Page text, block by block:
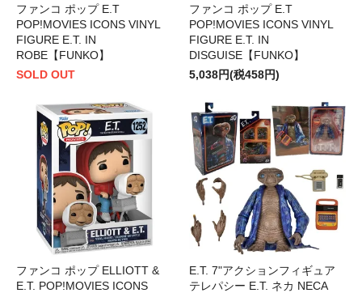
ファンコ ポップ E.T
POP!MOVIES ICONS VINYL
FIGURE E.T. IN
ROBE【FUNKO】
SOLD OUT
ファンコ ポップ E.T
POP!MOVIES ICONS VINYL
FIGURE E.T. IN
DISGUISE【FUNKO】
5,038円(税458円)
ファンコ ポップ ELLIOTT &
E.T. POP!MOVIES ICONS
E.T. 7"アクションフィギュア
テレパシー E.T. ネカ NECA